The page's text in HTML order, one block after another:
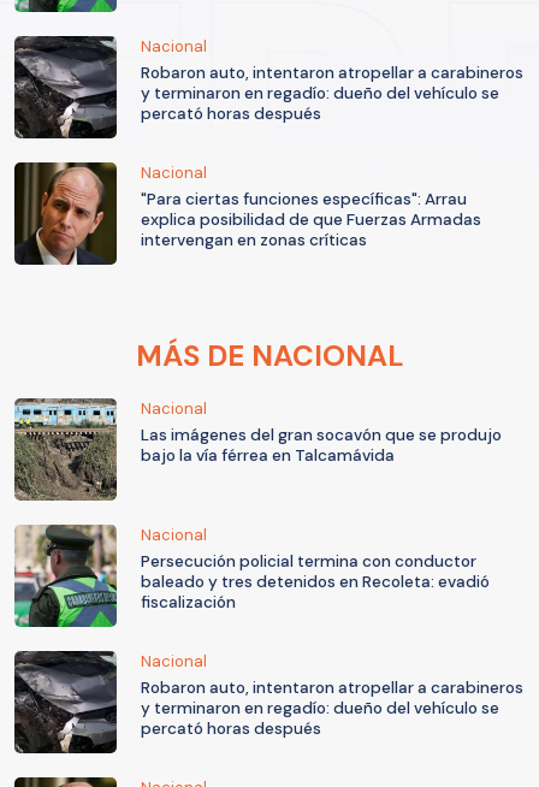
Nacional
Robaron auto, intentaron atropellar a carabineros
y terminaron en regadío: dueño del vehículo se
percató horas después
Nacional
"Para ciertas funciones específicas": Arrau
explica posibilidad de que Fuerzas Armadas
intervengan en zonas críticas
MÁS DE NACIONAL
Nacional
Las imágenes del gran socavón que se produjo
bajo la vía férrea en Talcamávida
Nacional
Persecución policial termina con conductor
baleado y tres detenidos en Recoleta: evadió
fiscalización
Nacional
Robaron auto, intentaron atropellar a carabineros
y terminaron en regadío: dueño del vehículo se
percató horas después